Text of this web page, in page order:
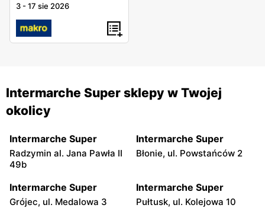
3 -17 sie 2026
Intermarche Super sklepy w Twojej
okolicy
Intermarche Super
Radzymin al. Jana Pawła II
49b
Intermarche Super
Błonie, ul. Powstańców 2
Intermarche Super
Grójec, ul. Medalowa 3
Intermarche Super
Pułtusk, ul. Kolejowa 10